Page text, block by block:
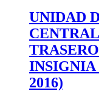
UNIDAD
INSIGNIA
2016)